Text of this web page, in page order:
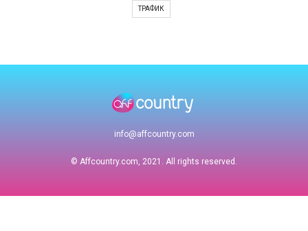
ТРАФИК
info@affcountry.com
© Affcountry.com, 2021. All rights reserved.